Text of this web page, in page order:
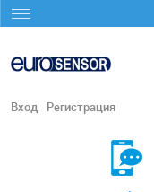
Вход Регистрация